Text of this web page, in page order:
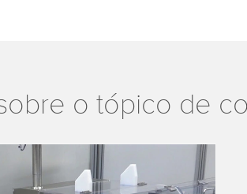
o tópico de
Video service!